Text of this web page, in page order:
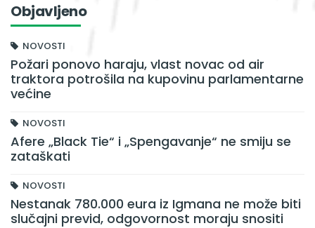
Objavljeno
NOVOSTI
Požari ponovo haraju, vlast novac od air
traktora potrošila na kupovinu parlamentarne
većine
NOVOSTI
Afere „Black Tie“ i „Spengavanje“ ne smiju se
zataškati
NOVOSTI
Nestanak 780.000 eura iz Igmana ne može biti
slučajni previd, odgovornost moraju snositi